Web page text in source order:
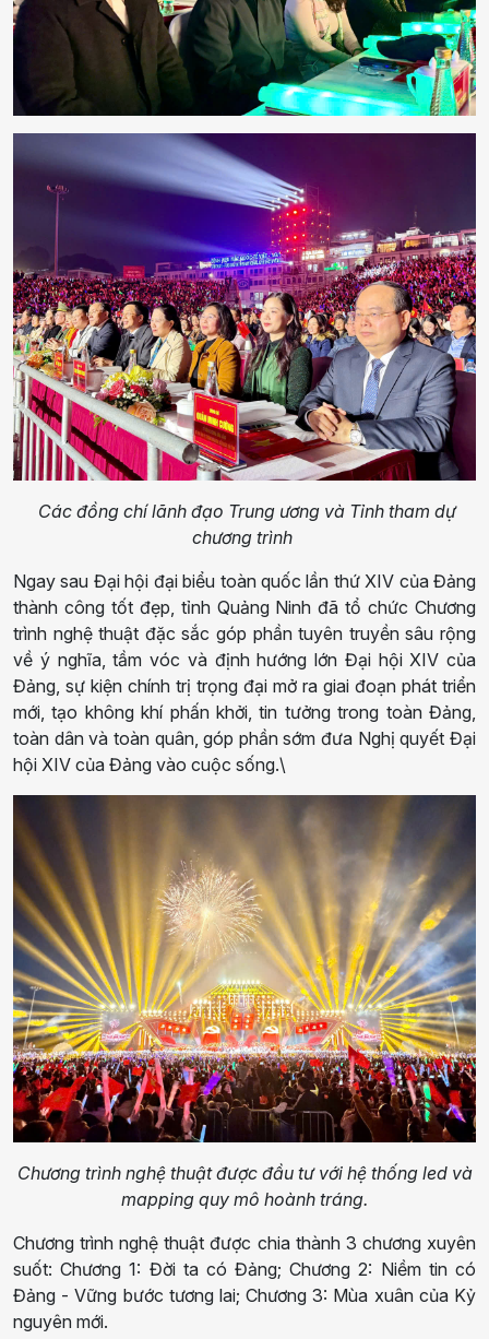
Các đồng chí lãnh đạo Trung ương và Tỉnh tham dự
chương trình
Ngay sau Đại hội đại biểu toàn quốc lần thứ XIV của Đảng
thành công tốt đẹp, tỉnh Quảng Ninh đã tổ chức Chương
trình nghệ thuật đặc sắc góp phần tuyên truyền sâu rộng
về ý nghĩa, tầm vóc và định hướng lớn Đại hội XIV của
Đảng, sự kiện chính trị trọng đại mở ra giai đoạn phát triển
mới, tạo không khí phấn khởi, tin tưởng trong toàn Đảng,
toàn dân và toàn quân, góp phần sớm đưa Nghị quyết Đại
hội XIV của Đảng vào cuộc sống.\
Chương trình nghệ thuật được đầu tư với hệ thống led và
mapping quy mô hoành tráng.
Chương trình nghệ thuật được chia thành 3 chương xuyên
suốt: Chương 1: Đời ta có Đảng; Chương 2: Niềm tin có
Đảng - Vững bước tương lai; Chương 3: Mùa xuân của Kỷ
nguyên mới.